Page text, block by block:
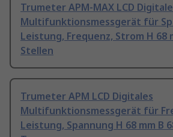
Trumeter APM-MAX LCD
Multifunktionsmessgerät für
Leistung, Frequenz, Strom H 68
Stellen
Trumeter APM LCD Digitales
Multifunktionsmessgerät für
Leistung, Spannung H 68 mm B